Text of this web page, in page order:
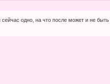
одно, на что после может и не